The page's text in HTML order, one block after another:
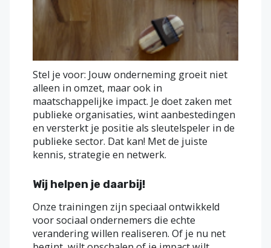
Stel je voor: Jouw onderneming groeit niet
alleen in omzet, maar ook in
maatschappelijke impact. Je doet zaken met
publieke organisaties, wint aanbestedingen
en versterkt je positie als sleutelspeler in de
publieke sector. Dat kan! Met de juiste
kennis, strategie en netwerk.
Wij helpen je daarbij!
Onze trainingen zijn speciaal ontwikkeld
voor sociaal ondernemers die echte
verandering willen realiseren. Of je nu net